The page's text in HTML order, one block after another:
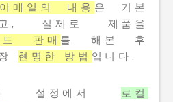
메일의 내용 은 기본
, 실제로 제품을
트 판매 를 해본 후
현명한 방법 입니다.
설정에서 로컬